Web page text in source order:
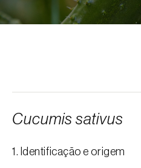
Alface (Lactuca sativa)
Ambientes aquáticos (
Cucumis sativus
1. Identificação e origem